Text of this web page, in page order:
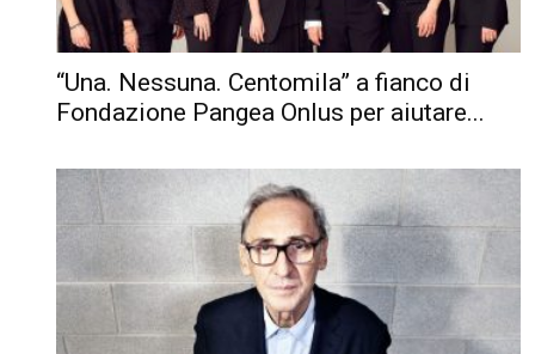
“Una. Nessuna. Centomila” a fianco di
Fondazione Pangea Onlus per aiutare...